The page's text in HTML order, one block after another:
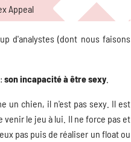
Appeal
d'analystes (dont nous faisons
son incapacité à être sexy
un chien, il n'est pas sexy. Il est
venir le jeu à lui. Il ne force pas et
pas puis de réaliser un float ou